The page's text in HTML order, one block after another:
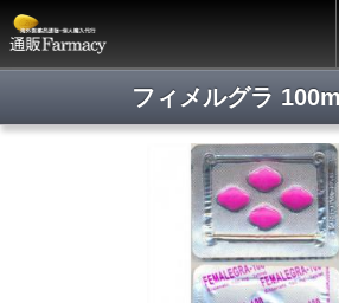
フィメルグラ
サポートメニュー
新規会員
お支払・
特定商取
お問い合